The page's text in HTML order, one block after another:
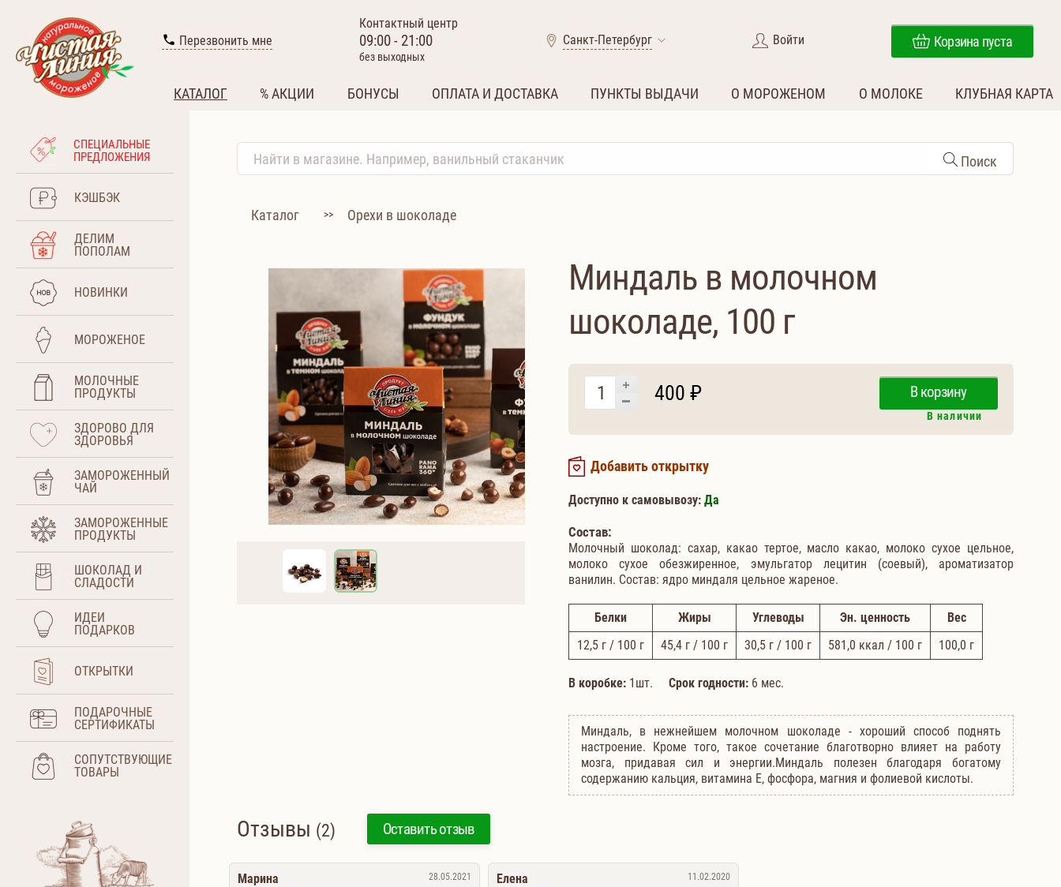
Перезвонить мне
Контактный центр
09:00 - 21:00
без выходных
Санкт-Петербург Войти Корзина пуста
КАТАЛОГ % АКЦИИ БОНУСЫ ОПЛАТА И ДОСТАВКА ПУНКТЫ ВЫДАЧИ О МОРОЖЕНОМ О МОЛОКЕ КЛУБНАЯ КАРТА
СПЕЦИАЛЬНЫЕ
ПРЕДЛОЖЕНИЯ
КЭШБЭК
ДЕЛИМ
ПОПОЛАМ
НОВИНКИ
МОРОЖЕНОЕ
МОЛОЧНЫЕ
ПРОДУКТЫ
ЗДОРОВО ДЛЯ
ЗДОРОВЬЯ
ЗАМОРОЖЕННЫЙ
ЧАЙ
ЗАМОРОЖЕННЫЕ
ПРОДУКТЫ
ШОКОЛАД И
СЛАДОСТИ
ИДЕИ
ПОДАРКОВ
ОТКРЫТКИ
ПОДАРОЧНЫЕ
СЕРТИФИКАТЫ
СОПУТСТВУЮЩИЕ
ТОВАРЫ
Поиск
Каталог >> Орехи в шоколаде
Миндаль в молочном
шоколаде, 100 г
400 ₽ В корзину
В наличии
Добавить открытку
Доступно к самовывозу: Да
Состав:
Молочный шоколад: сахар, какао тертое, масло какао, молоко сухое цельное,
молоко сухое обезжиренное, эмульгатор лецитин (соевый), ароматизатор
ванилин. Состав: ядро миндаля цельное жареное.
Белки Жиры Углеводы Эн. ценность
Вес
12,5 г / 100 г 45,4 г / 100 г 30,5 г / 100 г 581,0 ккал / 100 г 100,0 г
В коробке: 1шт. Срок годности: 6 мес.
Миндаль, в нежнейшем молочном шоколаде - хороший способ поднять
настроение. Кроме того, такое сочетание благотворно влияет на работу
мозга, придавая сил и энергии.Миндаль полезен благодаря богатому
содержанию кальция, витамина Е, фосфора, магния и фолиевой кислоты.
Отзывы (2) Оставить отзыв
28.05.2021
Марина 11.02.2020
Елена